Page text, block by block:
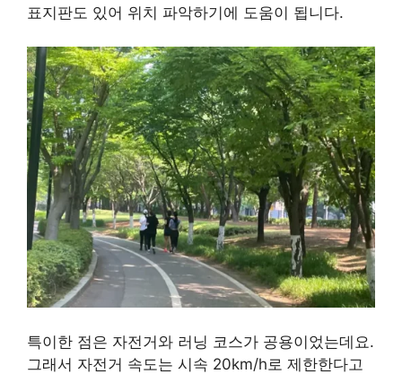
표지판도 있어 위치 파악하기에 도움이 됩니다.
특이한 점은 자전거와 러닝 코스가 공용이었는데요.
그래서 자전거 속도는 시속 20km/h로 제한한다고